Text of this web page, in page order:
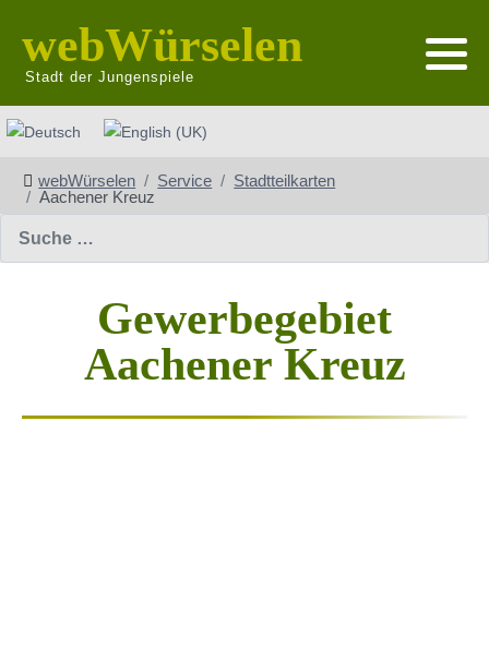
webWürselen
Stadt der Jungenspiele
Sprache auswählen
webWürselen Service
Stadtteilkarten
Aachener Kreuz
Gewerbegebiet
Aachener Kreuz